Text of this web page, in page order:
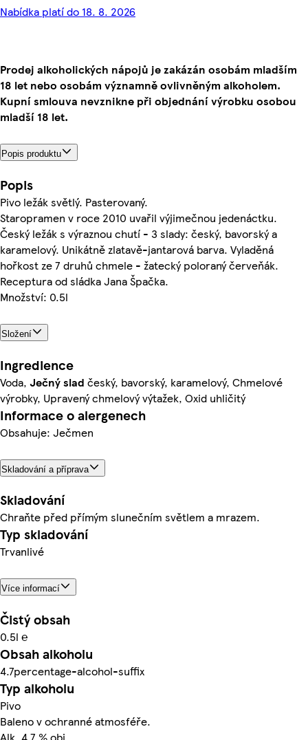
Nabídka platí do 18. 8. 2026
Prodej alkoholických nápojů je zakázán osobám mladším
18 let nebo osobám významně ovlivněným alkoholem.
Kupní smlouva nevznikne při objednání výrobku osobou
mladší 18 let.
Popis produktu
Popis
Pivo ležák světlý. Pasterovaný.
Staropramen v roce 2010 uvařil výjimečnou jedenáctku.
Český ležák s výraznou chutí - 3 slady: český, bavorský a
karamelový. Unikátně zlatavě-jantarová barva. Vyladěná
hořkost ze 7 druhů chmele - žatecký poloraný červeňák.
Receptura od sládka Jana Špačka.
Množství: 0.5l
Složení
Ingredience
Voda, Ječný slad český, bavorský, karamelový, Chmelové
výrobky, Upravený chmelový výtažek, Oxid uhličitý
Informace o alergenech
Obsahuje: Ječmen
Skladování a příprava
Skladování
Chraňte před přímým slunečním světlem a mrazem.
Typ skladování
Trvanlivé
Více informací
Čistý obsah
0.5l ℮
Obsah alkoholu
4.7percentage-alcohol-suffix
Typ alkoholu
Pivo
Baleno v ochranné atmosféře.